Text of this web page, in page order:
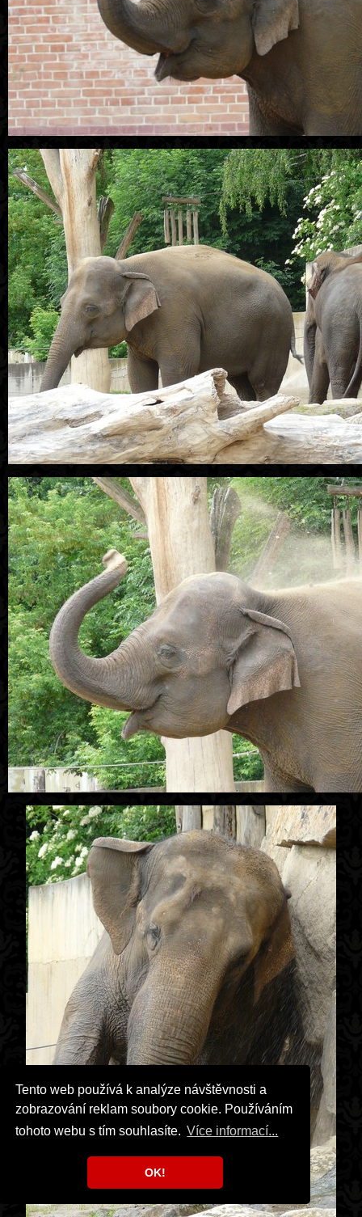
Tento web používá k analýze návštěvnosti a
zobrazování reklam soubory cookie. Používáním
tohoto webu s tím souhlasíte. Více informací...
OK!